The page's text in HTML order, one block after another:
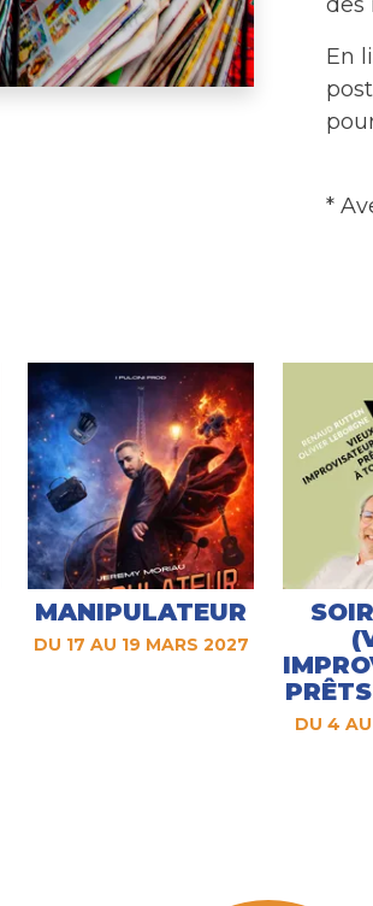
En
*
MANIPULATEUR
DU 17 AU 19 MARS 2027
DU 4